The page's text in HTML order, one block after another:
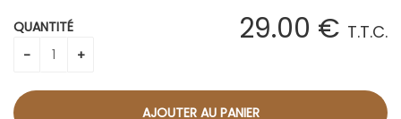
29.00 € T.T.C.
QUANTITÉ